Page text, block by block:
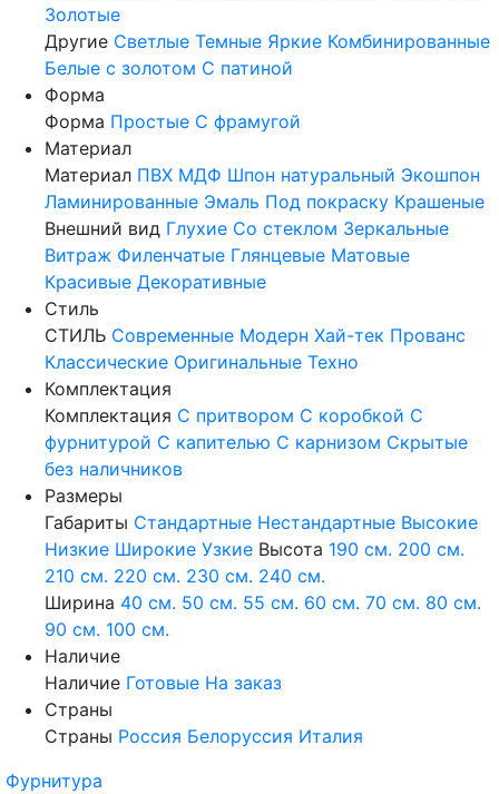
Золотые
Другие Светлые Темные Яркие Комбинированные
Белые с золотом С патиной
Форма
Форма Простые С фрамугой
Материал
Материал ПВХ МДФ Шпон натуральный Экошпон
Ламинированные Эмаль Под покраску Крашеные
Внешний вид Глухие Со стеклом Зеркальные
Витраж Филенчатые Глянцевые Матовые
Красивые Декоративные
Стиль
СТИЛЬ Современные Модерн Хай-тек Прованс
Классические Оригинальные Техно
Комплектация
Комплектация С притвором С коробкой С
фурнитурой С капителью С карнизом Скрытые
без наличников
Размеры
Габариты Стандартные Нестандартные Высокие
Низкие Широкие Узкие Высота 190 см. 200 см.
210 см. 220 см. 230 см. 240 см.
Ширина 40 см. 50 см. 55 см. 60 см. 70 см. 80 см.
90 см. 100 см.
Наличие
Наличие Готовые На заказ
Страны
Страны Россия Белоруссия Италия
Фурнитура